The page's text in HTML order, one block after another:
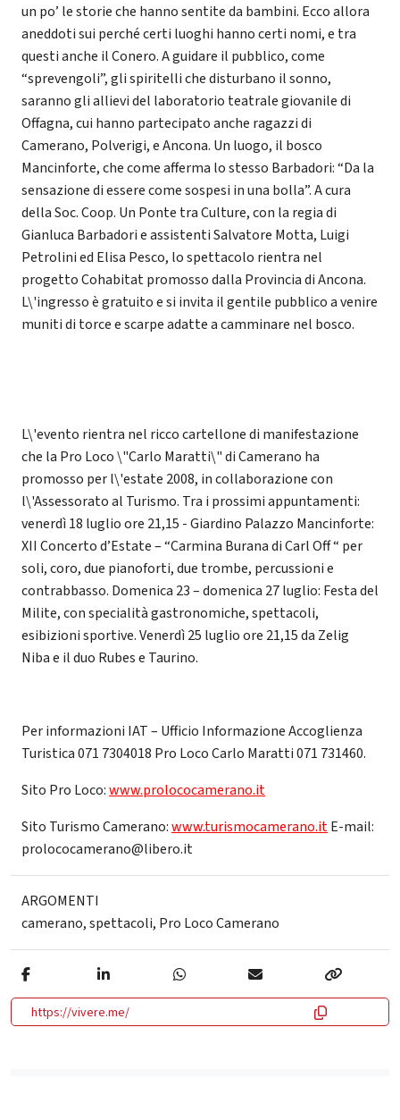
un po’ le storie che hanno sentite da bambini. Ecco allora
aneddoti sui perché certi luoghi hanno certi nomi, e tra
questi anche il Conero. A guidare il pubblico, come
“sprevengoli”, gli spiritelli che disturbano il sonno,
saranno gli allievi del laboratorio teatrale giovanile di
Offagna, cui hanno partecipato anche ragazzi di
Camerano, Polverigi, e Ancona. Un luogo, il bosco
Mancinforte, che come afferma lo stesso Barbadori: “Da la
sensazione di essere come sospesi in una bolla”. A cura
della Soc. Coop. Un Ponte tra Culture, con la regia di
Gianluca Barbadori e assistenti Salvatore Motta, Luigi
Petrolini ed Elisa Pesco, lo spettacolo rientra nel
progetto Cohabitat promosso dalla Provincia di Ancona.
L\'ingresso è gratuito e si invita il gentile pubblico a venire
muniti di torce e scarpe adatte a camminare nel bosco.
L\'evento rientra nel ricco cartellone di manifestazione
che la Pro Loco \"Carlo Maratti\" di Camerano ha
promosso per l\'estate 2008, in collaborazione con
l\'Assessorato al Turismo. Tra i prossimi appuntamenti:
venerdì 18 luglio ore 21,15 - Giardino Palazzo Mancinforte:
XII Concerto d’Estate – “Carmina Burana di Carl Off “ per
soli, coro, due pianoforti, due trombe, percussioni e
contrabbasso. Domenica 23 – domenica 27 luglio: Festa del
Milite, con specialità gastronomiche, spettacoli,
esibizioni sportive. Venerdì 25 luglio ore 21,15 da Zelig
Niba e il duo Rubes e Taurino.
Per informazioni IAT – Ufficio Informazione Accoglienza
Turistica 071 7304018 Pro Loco Carlo Maratti 071 731460.
Sito Pro Loco:www.prolococamerano.it
Sito Turismo Camerano:www.turismocamerano.itE-mail:
prolococamerano@libero.it
ARGOMENTI
camerano,spettacoli, Pro Loco Camerano
https://vivere.me/